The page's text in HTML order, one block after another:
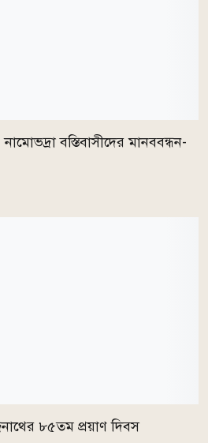
বস্তিবাসীদের মানববন্ধন-
৮৫তম প্রয়াণ দিবস